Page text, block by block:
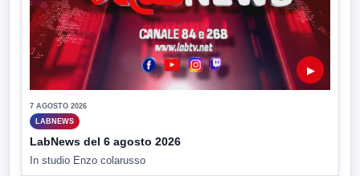
▶
7 AGOSTO 2026
LABNEWS
LabNews del 6 agosto 2026
In studio Enzo colarusso